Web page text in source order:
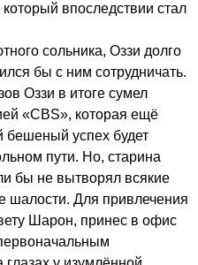
который впоследствии стал
сольника, Оззи долго
бы с ним сотрудничать.
Оззи в итоге сумел
«CBS», которая ещё
бешеный успех будет
пути. Но, старина
бы не вытворял всякие
шалости. Для привлечения
Шарон, принес в офис